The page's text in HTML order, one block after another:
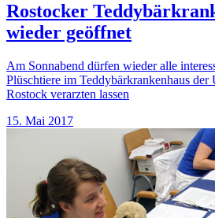
Rostocker
wieder geöffnet
Am Sonnabend dürfen wieder alle
Plüschtiere im Teddybärkrankenhaus der
Rostock verarzten lassen
15. Mai 2017